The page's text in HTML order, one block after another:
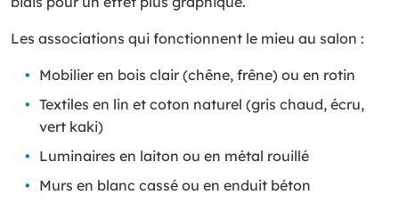
Les associations qui fonctionnent le mieu au salon :
Mobilier en bois clair (chêne, frêne) ou en rotin
Textiles en lin et coton naturel (gris chaud, écru,
vert kaki)
Luminaires en laiton ou en métal rouillé
Murs en blanc cassé ou en enduit béton